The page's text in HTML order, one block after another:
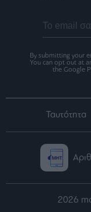
By submitting your
You can opt out at
the Google
Ταυτότητα
2026